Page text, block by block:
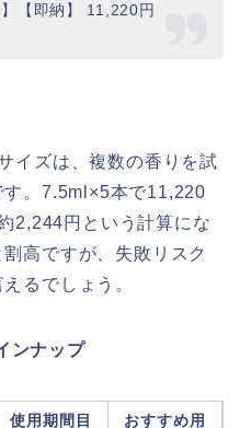
【即納】 11,220円
イズは、複数の香りを試
す。7.5ml×5本で11,220
2,244円という計算にな
高ですが、失敗リスク
るでしょう。
ンナップ
使用期間目 おすすめ用